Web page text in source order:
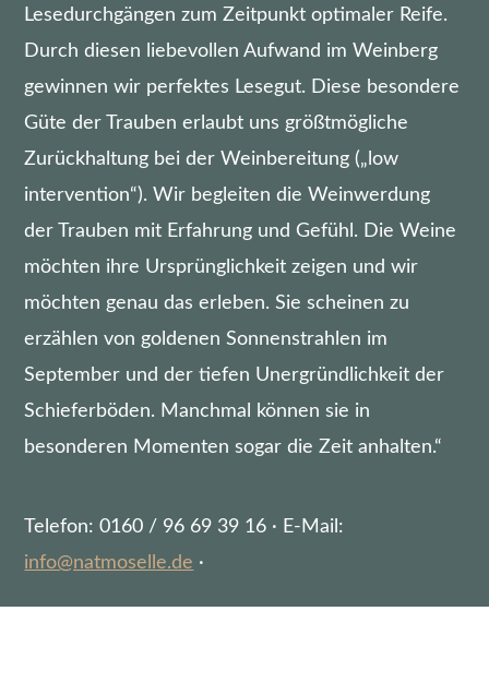
Lesedurchgängen zum Zeitpunkt optimaler Reife.
Durch diesen liebevollen Aufwand im Weinberg
gewinnen wir perfektes Lesegut. Diese besondere
Güte der Trauben erlaubt uns größtmögliche
Zurückhaltung bei der Weinbereitung („low
intervention“). Wir begleiten die Weinwerdung
der Trauben mit Erfahrung und Gefühl. Die Weine
möchten ihre Ursprünglichkeit zeigen und wir
möchten genau das erleben. Sie scheinen zu
erzählen von goldenen Sonnenstrahlen im
September und der tiefen Unergründlichkeit der
Schieferböden. Manchmal können sie in
besonderen Momenten sogar die Zeit anhalten.“
Telefon: 0160 / 96 69 39 16 · E-Mail:
info@natmoselle.de ·